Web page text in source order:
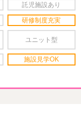
託児施設あり
研修制度充実
ユニット型
施設見学OK